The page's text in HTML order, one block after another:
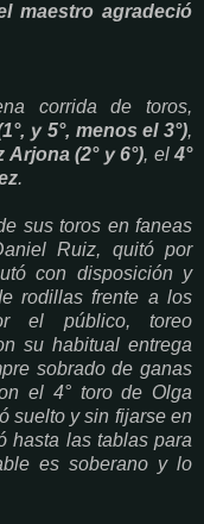
maestro agradeció
corrida de toros,
y 5°, menos el 3°),
Arjona (2° y 6°), el4°
.
sus toros en faneas
Ruiz, quitó por
con disposición y
rodillas frente a los
el público, toreo
su habitual entrega
sobrado de ganas
el 4° toro de Olga
suelto y sin fijarse en
hasta las tablas para
es soberano y lo